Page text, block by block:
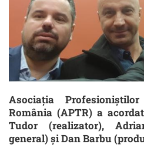
Asociația
România (APTR) a
Tudor (realizator),
general) și Dan Barbu